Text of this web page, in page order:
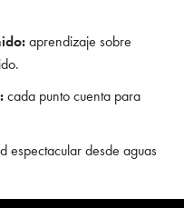
aprendizaje sobre
cada punto cuenta para
espectacular desde aguas